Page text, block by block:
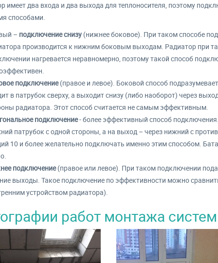
имеет два входа и два выхода для теплоносителя, поэтому
способами.
– подключение снизу(нижнее боковое). При таком способе
производится к нижним боковым выходам. Радиатор при
нагревается неравномерно, поэтому такой способ
подключение(правое и левое). Боковой способ
в патрубок сверху, а выходит снизу (либо наоборот) через
радиатора. Этот способ считается не самым эффективным.
подключение- более эффективный способ
патрубок с одной стороны, а на выход – через нижний с
10 и более желательно подключать именно этим способом.
подключение(правое или левое). При таком подключении
выходы. Такое подключение по эффективности можно
устройством радиатора).
работ монтажа